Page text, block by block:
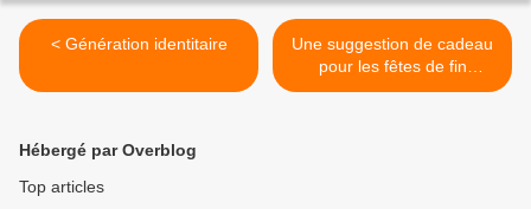
< Génération identitaire
Une suggestion de cadeau
pour les fêtes de fin
d'année >
Hébergé par Overblog
Top articles